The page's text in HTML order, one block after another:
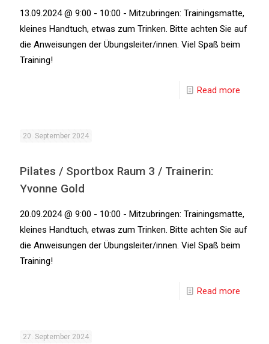
13.09.2024 @ 9:00 - 10:00 - Mitzubringen: Trainingsmatte,
kleines Handtuch, etwas zum Trinken. Bitte achten Sie auf
die Anweisungen der Übungsleiter/innen. Viel Spaß beim
Training!
Read more
20. September 2024
Pilates / Sportbox Raum 3 / Trainerin:
Yvonne Gold
20.09.2024 @ 9:00 - 10:00 - Mitzubringen: Trainingsmatte,
kleines Handtuch, etwas zum Trinken. Bitte achten Sie auf
die Anweisungen der Übungsleiter/innen. Viel Spaß beim
Training!
Read more
27. September 2024